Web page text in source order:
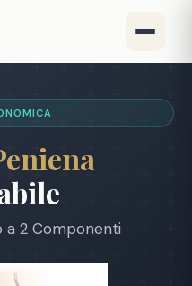
a 2 Componenti